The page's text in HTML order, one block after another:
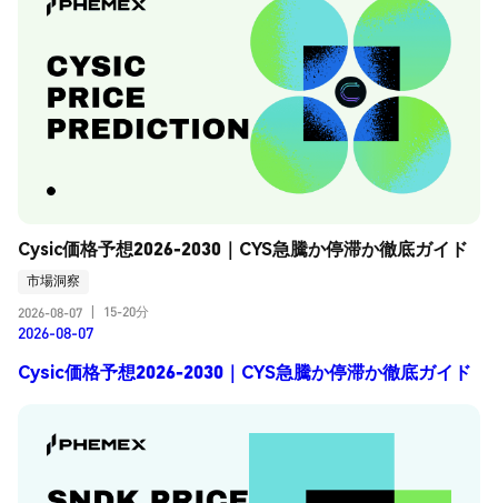
Cysic価格予想2026-2030｜CYS急騰か停滞か徹底ガイド
市場洞察
2026-08-07
15-20分
2026-08-07
Cysic価格予想2026-2030｜CYS急騰か停滞か徹底ガイド